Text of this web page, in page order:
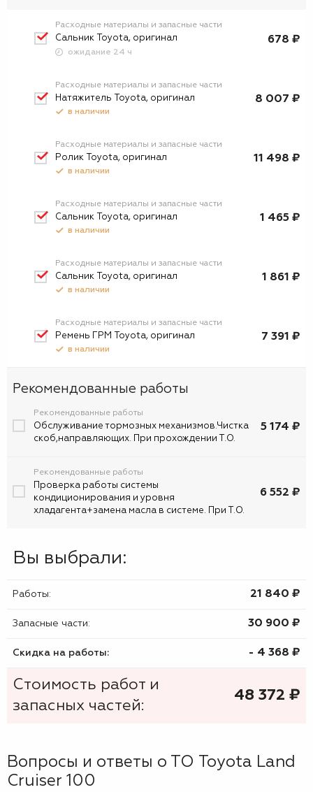
Расходные материалы и запасные части
Сальник Toyota, оригинал
ожидание 24 ч
678 ₽
Расходные материалы и запасные части
Натяжитель Toyota, оригинал
в наличии
8 007 ₽
Расходные материалы и запасные части
Ролик Toyota, оригинал
в наличии
11 498 ₽
Расходные материалы и запасные части
Сальник Toyota, оригинал
в наличии
1 465 ₽
Расходные материалы и запасные части
Сальник Toyota, оригинал
в наличии
1 861 ₽
Расходные материалы и запасные части
Ремень ГРМ Toyota, оригинал
в наличии
7 391 ₽
Рекомендованные работы
Рекомендованные работы
Обслуживание тормозных механизмов.Чистка
скоб,направляющих. При прохождении Т.О.
5 174 ₽
Рекомендованные работы
Проверка работы системы
кондиционирования и уровня
хладагента+замена масла в системе. При Т.О.
6 552 ₽
Вы выбрали:
Работы: 21 840 ₷
Запасные части: 30 900 ₷
Скидка на работы: - 4 368 ₷
Стоимость работ и
запасных частей:
48 372 ₷
Вопросы и ответы о ТО Toyota Land
Cruiser 100